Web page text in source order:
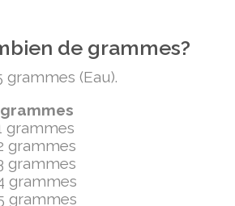
de grammes?
(Eau).
grammes
grammes
grammes
grammes
grammes